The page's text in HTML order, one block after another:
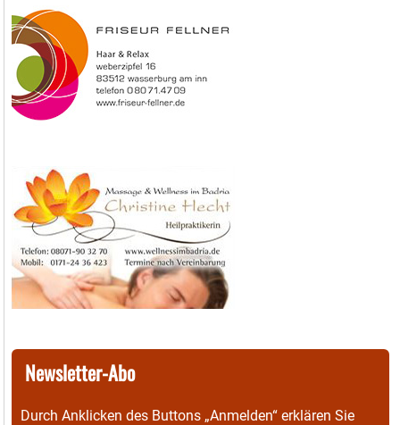
Newsletter-Abo
Durch Anklicken des Buttons „Anmelden“ erklären Sie